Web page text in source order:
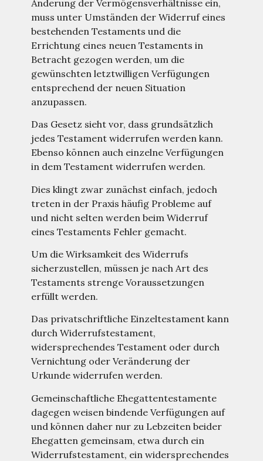
Änderung der Vermögensverhältnisse ein,
muss unter Umständen der Widerruf eines
bestehenden Testaments und die
Errichtung eines neuen Testaments in
Betracht gezogen werden, um die
gewünschten letztwilligen Verfügungen
entsprechend der neuen Situation
anzupassen.
Das Gesetz sieht vor, dass grundsätzlich
jedes Testament widerrufen werden kann.
Ebenso können auch einzelne Verfügungen
in dem Testament widerrufen werden.
Dies klingt zwar zunächst einfach, jedoch
treten in der Praxis häufig Probleme auf
und nicht selten werden beim Widerruf
eines Testaments Fehler gemacht.
Um die Wirksamkeit des Widerrufs
sicherzustellen, müssen je nach Art des
Testaments strenge Voraussetzungen
erfüllt werden.
Das privatschriftliche Einzeltestament kann
durch Widerrufstestament,
widersprechendes Testament oder durch
Vernichtung oder Veränderung der
Urkunde widerrufen werden.
Gemeinschaftliche Ehegattentestamente
dagegen weisen bindende Verfügungen auf
und können daher nur zu Lebzeiten beider
Ehegatten gemeinsam, etwa durch ein
Widerrufstestament, ein widersprechendes